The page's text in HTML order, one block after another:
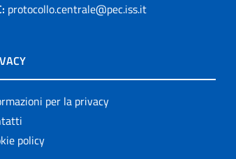
protocollo.centrale@pec.iss.it
per la privacy
policy